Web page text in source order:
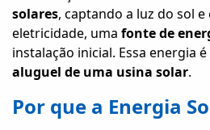
solares, captando a luz do sol
eletricidade, uma fonte de
instalação inicial. Essa energia
aluguel de uma usina solar.
Por que a Energia